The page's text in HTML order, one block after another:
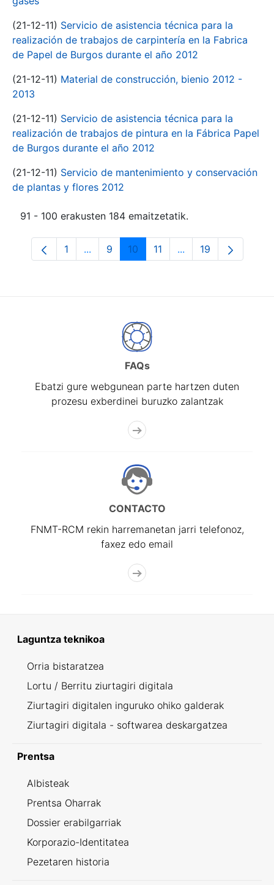
(21-12-11) Servicio de asistencia técnica para la
realización de trabajos de carpintería en la Fabrica
de Papel de Burgos durante el año 2012
(21-12-11) Material de construcción, bienio 2012 -
2013
(21-12-11) Servicio de asistencia técnica para la
realización de trabajos de pintura en la Fábrica Papel
de Burgos durante el año 2012
(21-12-11) Servicio de mantenimiento y conservación
de plantas y flores 2012
91 - 100 erakusten 184 emaitzetatik.
Orrialdea
1 ...Intermediate Pages Use TAB to
Orrialdea
9 Orrialdea
10 Orrialdea
11 ...Intermediate Pages
Orrialdea
19
FAQs
Ebatzi gure webgunean parte hartzen duten
prozesu exberdinei buruzko zalantzak
CONTACTO
FNMT-RCM rekin harremanetan jarri telefonoz,
faxez edo email
Laguntza teknikoa
Orria bistaratzea
Lortu / Berritu ziurtagiri digitala
Ziurtagiri digitalen inguruko ohiko galderak
Ziurtagiri digitala - softwarea deskargatzea
Prentsa
Albisteak
Prentsa Oharrak
Dossier erabilgarriak
Korporazio-Identitatea
Pezetaren historia